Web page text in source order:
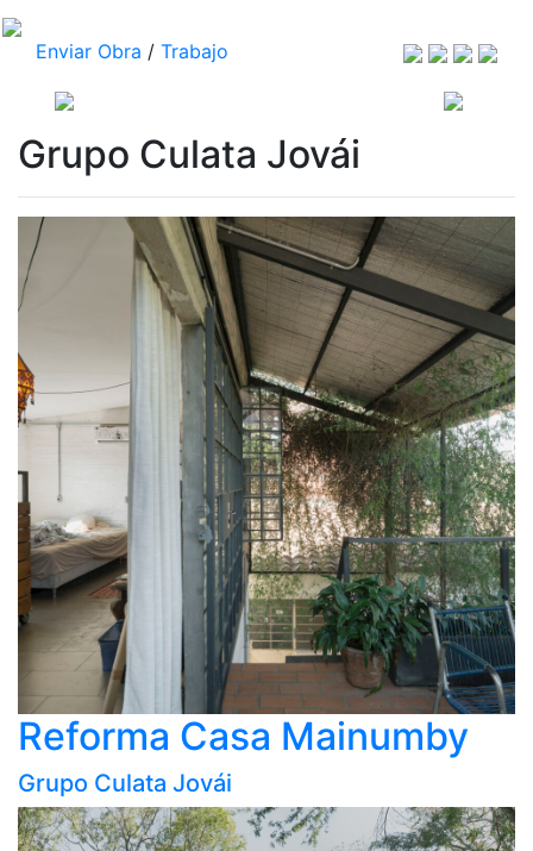
Enviar Obra / Trabajo
Grupo Culata Jovái
Reforma Casa Mainumby
Grupo Culata Jovái